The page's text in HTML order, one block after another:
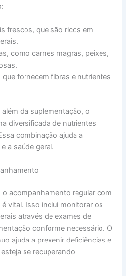
frescos, que são ricos em
como carnes magras, peixes,
que fornecem fibras e nutrientes
da suplementação, o
diversificada de nutrientes
combinação ajuda a
a saúde geral.
o acompanhamento regular com
vital. Isso inclui monitorar os
através de exames de
conforme necessário. O
ajuda a prevenir deficiências e
se recuperando